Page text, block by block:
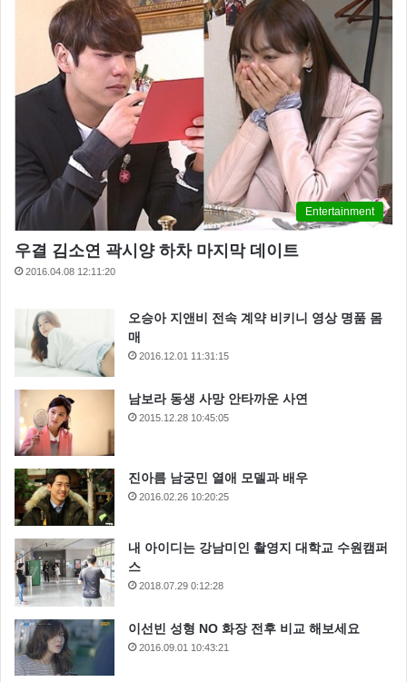
Entertainment
우결 김소연 곽시양 하차 마지막 데이트
2016.04.08 12:11:20
오승아 지앤비 전속 계약 비키니 영상 명품 몸
매
2016.12.01 11:31:15
남보라 동생 사망 안타까운 사연
2015.12.28 10:45:05
진아름 남궁민 열애 모델과 배우
2016.02.26 10:20:25
내 아이디는 강남미인 촬영지 대학교 수원캠퍼
스
2018.07.29 0:12:28
이선빈 성형 NO 화장 전후 비교 해보세요
2016.09.01 10:43:21